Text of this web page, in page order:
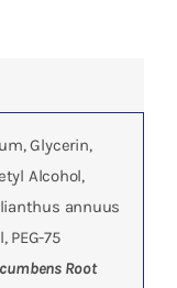
Glycerin,
Alcohol,
annuus
PEG-75
Root